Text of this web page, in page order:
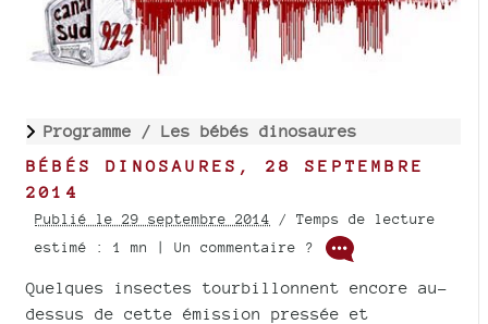
Programme / Les bébés dinosaures
BÉBÉS DINOSAURES, 28 SEPTEMBRE
2014
Publié le 29 septembre 2014 / Temps de lecture
estimé : 1 mn | Un commentaire ?
Quelques insectes tourbillonnent encore au-
dessus de cette émission pressée et